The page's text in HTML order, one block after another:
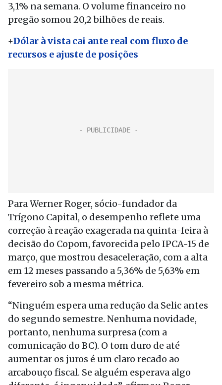
3,1% na semana. O volume financeiro no
pregão somou 20,2 bilhões de reais.
+Dólar à vista cai ante real com fluxo de
recursos e ajuste de posições
Para Werner Roger, sócio-fundador da
Trígono Capital, o desempenho reflete uma
correção à reação exagerada na quinta-feira à
decisão do Copom, favorecida pelo IPCA-15 de
março, que mostrou desaceleração, com a alta
em 12 meses passando a 5,36% de 5,63% em
fevereiro sob a mesma métrica.
“Ninguém espera uma redução da Selic antes
do segundo semestre. Nenhuma novidade,
portanto, nenhuma surpresa (com a
comunicação do BC). O tom duro de até
aumentar os juros é um claro recado ao
arcabouço fiscal. Se alguém esperava algo